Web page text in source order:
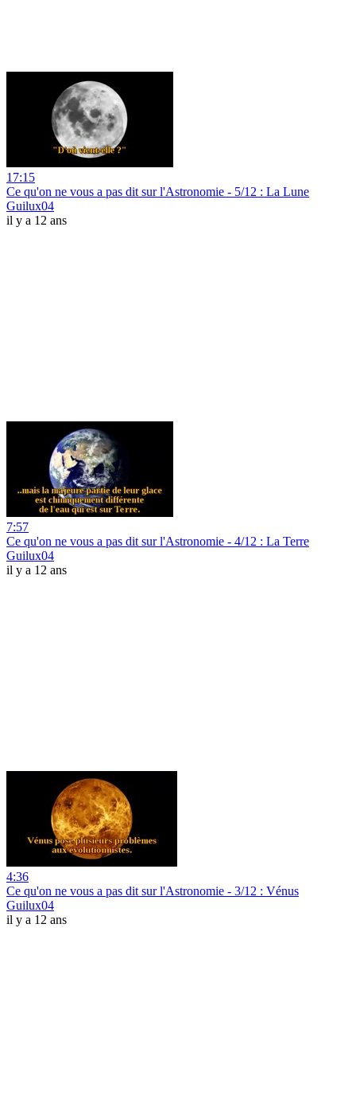
17:15
Ce qu'on ne vous a pas dit sur l'Astronomie - 5/12 : La Lune
Guilux04
il y a 12 ans
7:57
Ce qu'on ne vous a pas dit sur l'Astronomie - 4/12 : La Terre
Guilux04
il y a 12 ans
4:36
Ce qu'on ne vous a pas dit sur l'Astronomie - 3/12 : Vénus
Guilux04
il y a 12 ans